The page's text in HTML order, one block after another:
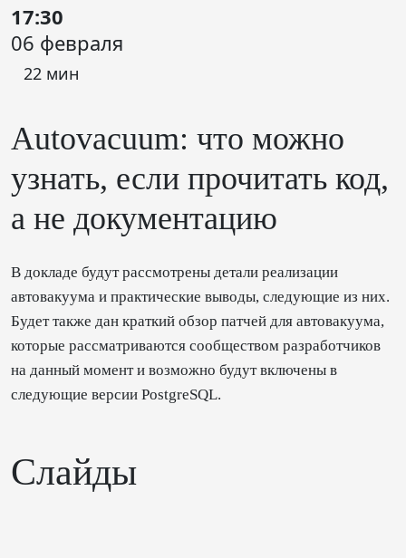
17:30
06 февраля
22 мин
Autovacuum: что можно
узнать, если прочитать код,
а не документацию
В докладе будут рассмотрены детали реализации
автовакуума и практические выводы, следующие из них.
Будет также дан краткий обзор патчей для автовакуума,
которые рассматриваются сообществом разработчиков
на данный момент и возможно будут включены в
следующие версии PostgreSQL.
Слайды